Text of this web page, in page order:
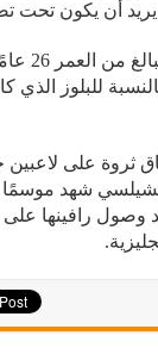
يريد أن يكون تحت
قد
للبلوز الذي
ثروة على لاعبين
تشيلسي شهد
وصول رافينها